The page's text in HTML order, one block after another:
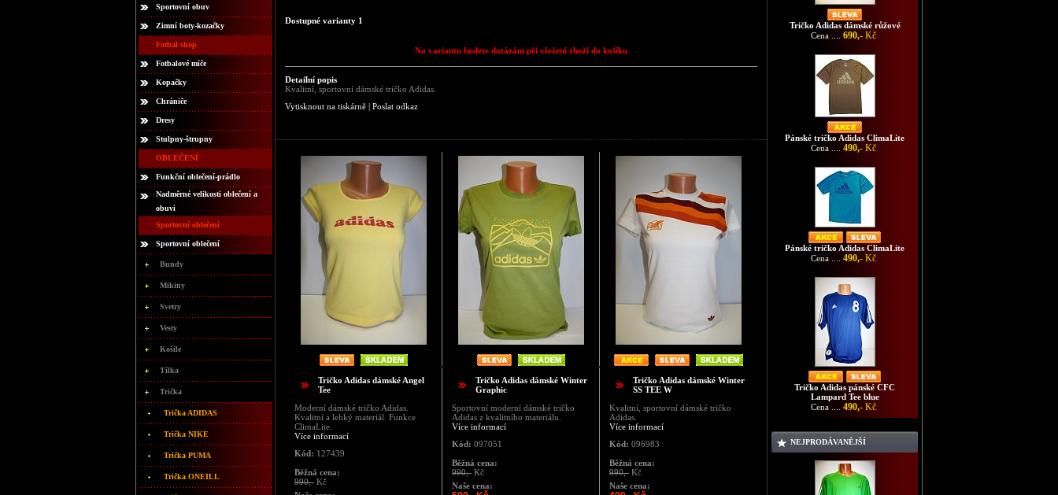
Sportovní obuv
Zimní boty-kozačky
Fotbal shop
Fotbalové míče
Kopačky
Chrániče
Dresy
Stulpny-štrupny
OBLEČENÍ
Funkční oblečení-prádlo
Nadměrné velikosti oblečení a
obuvi
Sportovní oblečení
Sportovní oblečení
Bundy
Mikiny
Svetry
Vesty
Košile
Tílka
Trička
Trička ADIDAS
Trička NIKE
Trička PUMA
Trička ONEILL
Dostupné varianty 1
Na variantu budete dotázáni při vložení zboží do košíku
Detailní popis
Kvalitní, sportovní dámské tričko Adidas.
Vytisknout na tiskárně | Poslat odkaz
Podobné zboží jako Tričko Adidas dámské světlezelená
Tričko Adidas dámské Angel
Tee
Moderní dámské tričko Adidas.
Kvalitní a lehký materiál. Funkce
ClimaLite.
Více informací
Kód: 127439
Běžná cena:
990,- Kč
Tričko Adidas dámské Winter
Graphic
Sportovní moderní dámské tričko
Adidas z kvalitního materiálu.
Více informací
Kód: 097051
Běžná cena:
990,- Kč
Naše cena:
Tričko Adidas dámské Winter
SS TEE W
Kvalitní, sportovní dámské tričko
Adidas.
Více informací
Kód: 096983
Běžná cena:
990,- Kč
Naše cena:
Tričko Adidas dámské růžové
Cena .... 690,- Kč
Pánské tričko Adidas ClimaLite
Cena .... 490,- Kč
Pánské tričko Adidas ClimaLite
Cena .... 490,- Kč
Tričko Adidas pánské CFC
Lampard Tee blue
Cena .... 490,- Kč
NEJPRODÁVANĚJŠÍ